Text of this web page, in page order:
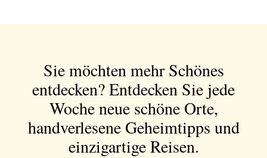
Sie möchten mehr Schönes
entdecken?Entdecken Sie jede
Woche neue schöne Orte,
handverlesene Geheimtipps und
einzigartige Reisen.